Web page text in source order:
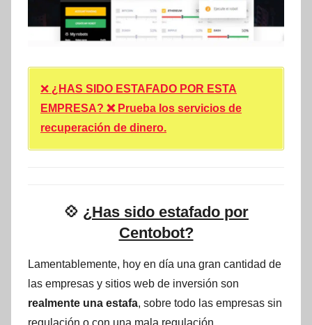
❌ ¿HAS SIDO ESTAFADO POR ESTA
EMPRESA? ❌ Prueba los servicios de
recuperación de dinero.
💠 ¿Has sido estafado por
Centobot?
Lamentablemente, hoy en día una gran cantidad de
las empresas y sitios web de inversión son
realmente una estafa, sobre todo las empresas sin
regulación o con una mala regulación.